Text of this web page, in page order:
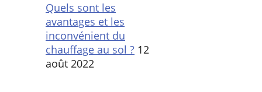
Quels sont les
avantages et les
inconvénient du
chauffage au sol ? 12
août 2022